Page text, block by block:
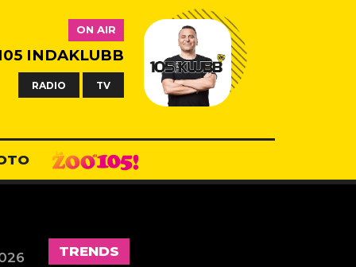
ON AIR
INDAKLUBB
RADIO TV
TRENDS